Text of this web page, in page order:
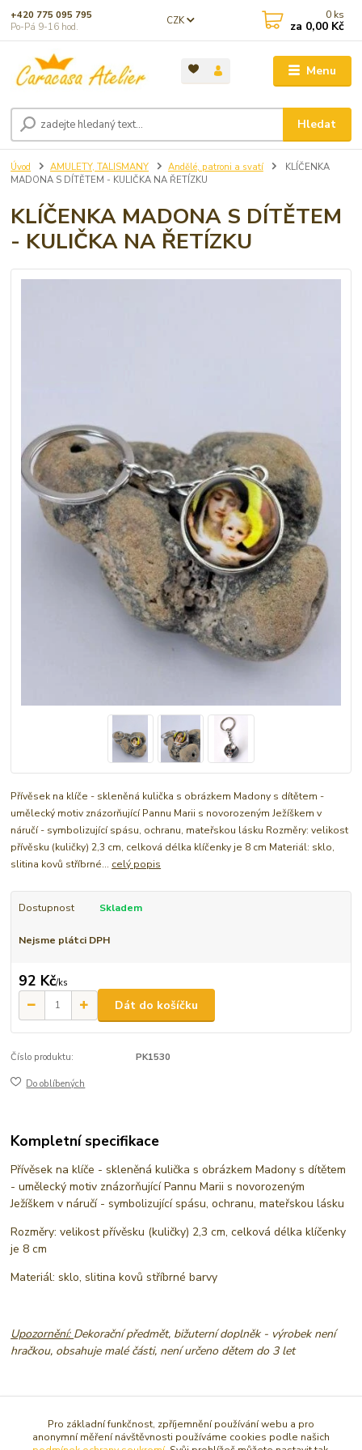
Menu
CZK
Hledat
+420 775 095 795
Po-Pá 9-16 hod.
0 ks
za 0,00 Kč
Úvod AMULETY, TALISMANY Andělé, patroni a svatí
KLÍČENKA
MADONA S DÍTĚTEM - KULIČKA NA ŘETÍZKU
KLÍČENKA MADONA S DÍTĚTEM
- KULIČKA NA ŘETÍZKU
Přívěsek na klíče - skleněná kulička s obrázkem Madony s dítětem -
umělecký motiv znázorňující Pannu Marii s novorozeným Ježíškem v
náručí - symbolizující spásu, ochranu, mateřskou lásku Rozměry: velikost
přívěsku (kuličky) 2,3 cm, celková délka klíčenky je 8 cm Materiál: sklo,
slitina kovů stříbrné... celý popis
Dostupnost Skladem
Nejsme plátci DPH
92 Kč/ks
Dát do košíčku
Číslo produktu: PK1530
Do oblíbených
Kompletní specifikace
Přívěsek na klíče - skleněná kulička s obrázkem Madony s dítětem
- umělecký motiv znázorňující Pannu Marii s novorozeným
Ježíškem v náručí - symbolizující spásu, ochranu, mateřskou lásku
Rozměry: velikost přívěsku (kuličky) 2,3 cm, celková délka klíčenky
je 8 cm
Materiál: sklo, slitina kovů stříbrné barvy
Upozornění: Dekorační předmět, bižuterní doplněk - výrobek není
hračkou, obsahuje malé části, není určeno dětem do 3 let
Pro základní funkčnost, zpříjemnění používání webu a pro
anonymní měření návštěvnosti používáme cookies podle našich